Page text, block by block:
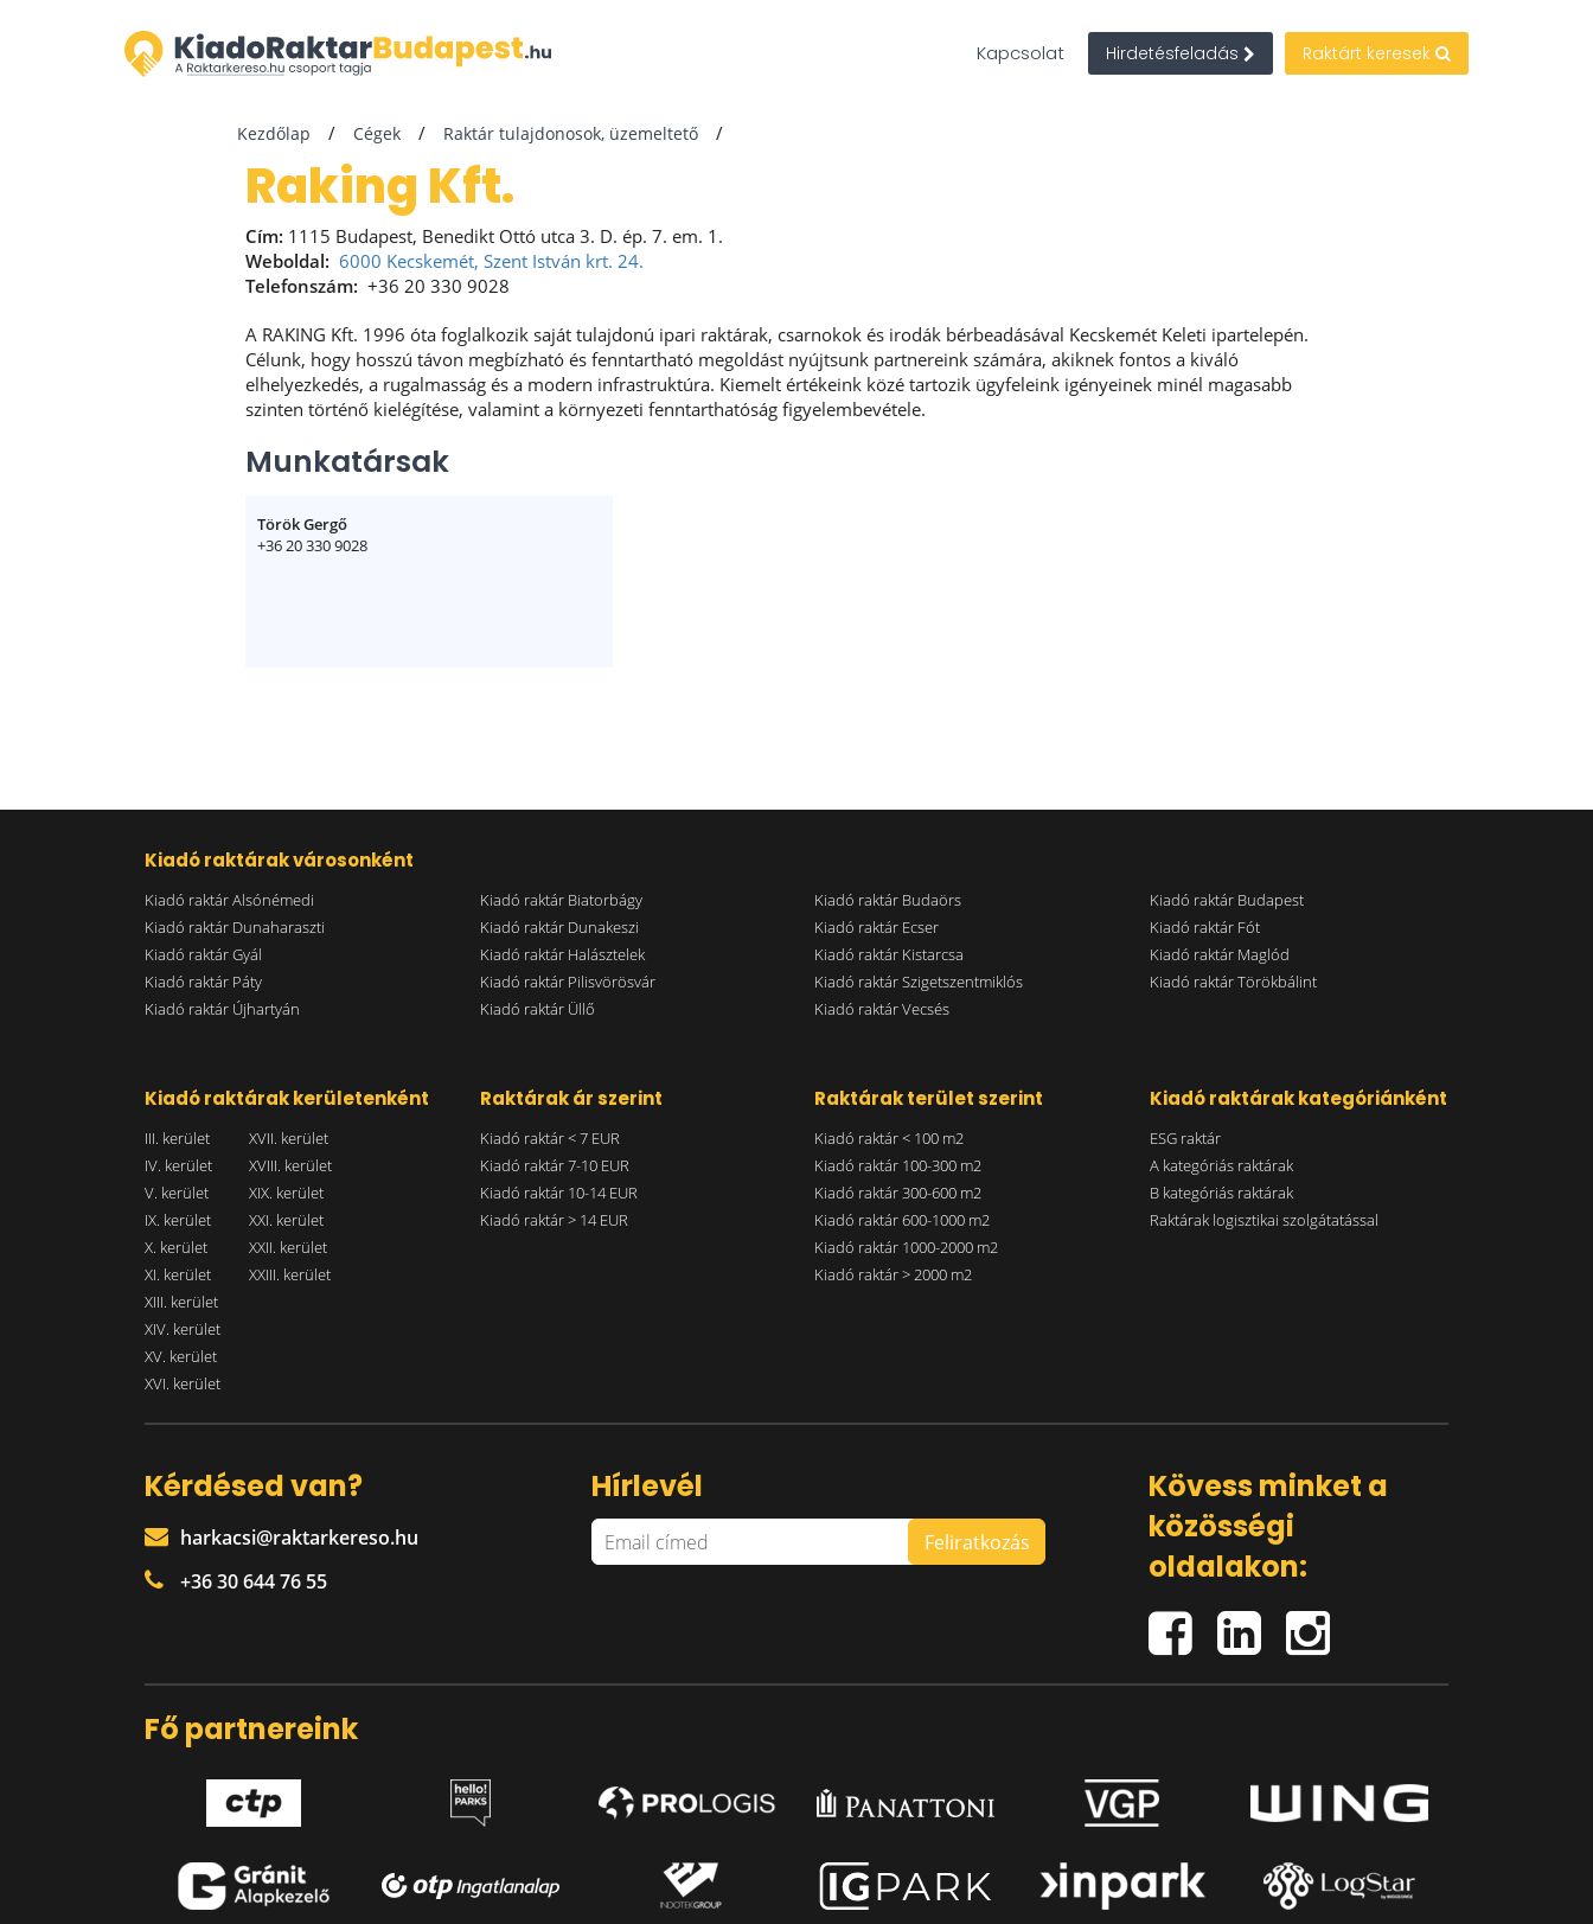
Kapcsolat Hirdetésfeladás Raktárt keresek
Kezdőlap Cégek Raktár tulajdonosok, üzemeltető
Raking Kft.
Cím: 1115 Budapest, Benedikt Ottó utca 3. D. ép. 7. em. 1.
Weboldal: 6000 Kecskemét, Szent István krt. 24.
Telefonszám: +36 20 330 9028
A RAKING Kft. 1996 óta foglalkozik saját tulajdonú ipari raktárak, csarnokok és irodák bérbeadásával Kecskemét Keleti ipartelepén.
Célunk, hogy hosszú távon megbízható és fenntartható megoldást nyújtsunk partnereink számára, akiknek fontos a kiváló
elhelyezkedés, a rugalmasság és a modern infrastruktúra. Kiemelt értékeink közé tartozik ügyfeleink igényeinek minél magasabb
szinten történő kielégítése, valamint a környezeti fenntarthatóság figyelembevétele.
Munkatársak
Török Gergő
+36 20 330 9028
Kiadó raktárak városonként
Kiadó raktár Alsónémedi Kiadó raktár Biatorbágy Kiadó raktár Budaörs
Kiadó raktár Budapest
Kiadó raktár Dunaharaszti
Kiadó raktár Dunakeszi Kiadó raktár Ecser
Kiadó raktár Fót
Kiadó raktár Gyál
Kiadó raktár Halásztelek Kiadó raktár Kistarcsa
Kiadó raktár Maglód
Kiadó raktár Páty
Kiadó raktár Pilisvörösvár Kiadó raktár Szigetszentmiklós
Kiadó raktár Törökbálint
Kiadó raktár Újhartyán
Kiadó raktár Üllő Kiadó raktár Vecsés
Kiadó raktárak kerületenként
III. kerület
IV. kerület
V. kerület
IX. kerület
X. kerület
XI. kerület
XIII. kerület
XIV. kerület
XV. kerület
XVI. kerület
XVII. kerület
XVIII. kerület
XIX. kerület
XXI. kerület
XXII. kerület
XXIII. kerület
Raktárak ár szerint
Kiadó raktár < 7 EUR
Kiadó raktár 7-10 EUR
Kiadó raktár 10-14 EUR
Kiadó raktár > 14 EUR
Raktárak terület szerint
Kiadó raktár < 100 m2
Kiadó raktár 100-300 m2
Kiadó raktár 300-600 m2
Kiadó raktár 600-1000 m2
Kiadó raktár 1000-2000 m2
Kiadó raktár > 2000 m2
Kiadó raktárak kategóriánként
ESG raktár
A kategóriás raktárak
B kategóriás raktárak
Raktárak logisztikai szolgátatással
Kérdésed van?
harkacsi@raktarkereso.hu
+36 30 644 76 55
Hírlevél
Kövess minket a
közösségi
oldalakon:
Fő partnereink